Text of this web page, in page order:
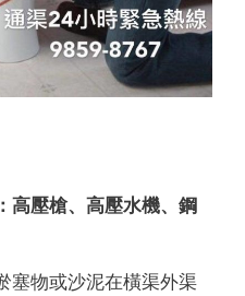
高壓槍、高壓水機、鋼
塞物或沙泥在橫渠外渠